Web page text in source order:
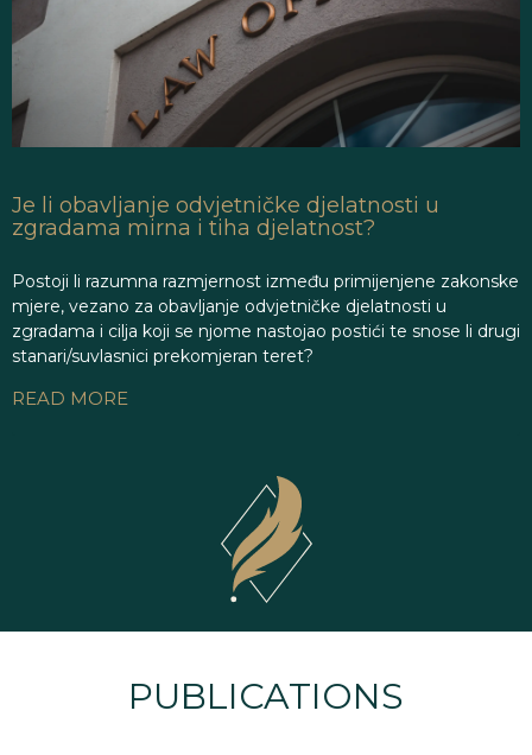
Je li obavljanje odvjetničke djelatnosti u
zgradama mirna i tiha djelatnost?
Postoji li razumna razmjernost između primijenjene zakonske
mjere, vezano za obavljanje odvjetničke djelatnosti u
zgradama i cilja koji se njome nastojao postići te snose li drugi
stanari/suvlasnici prekomjeran teret?
READ MORE
PUBLICATIONS